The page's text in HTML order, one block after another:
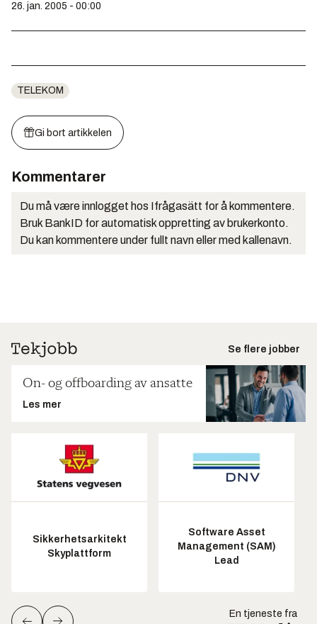
26. jan. 2005 - 00:00
TELEKOM
Gi bort artikkelen
Kommentarer
Du må være innlogget hos Ifrågasätt for å kommentere.
Bruk BankID for automatisk oppretting av brukerkonto.
Du kan kommentere under fullt navn eller med kallenavn.
Se flere jobber
On- og offboarding av ansatte
Les mer
Sikkerhetsarkitekt
Skyplattform
Software Asset
Management (SAM)
Lead
En tjeneste fra